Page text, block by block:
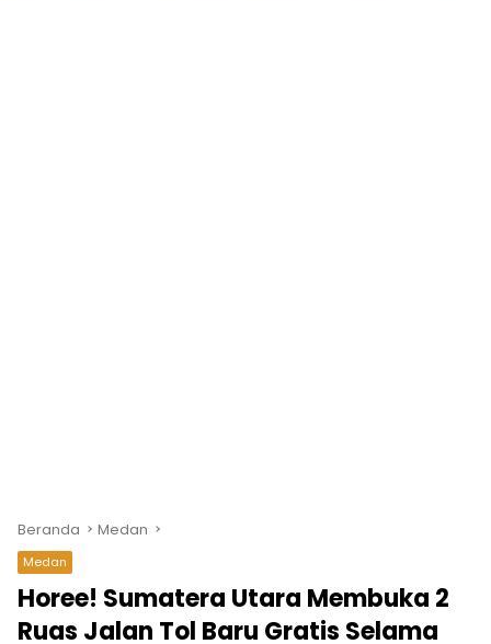
Beranda Medan
Medan
Horee! Sumatera Utara Membuka 2
Ruas Jalan Tol Baru Gratis Selama